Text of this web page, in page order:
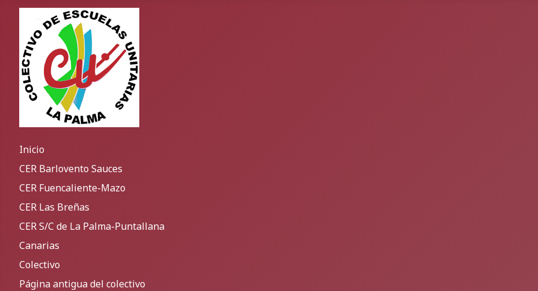
Inicio
CER Barlovento Sauces
CER Fuencaliente-Mazo
CER Las Breñas
CER S/C de La Palma-Puntallana
Canarias
Colectivo
Página antigua del colectivo